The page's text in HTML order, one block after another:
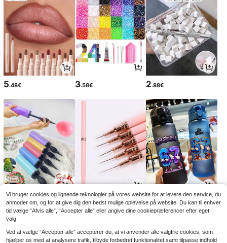
5.48€ 3.58€ 2.88€
2.98€ 3.58€ 7.24€
Vi bruger cookies og lignende teknologier på vores website for at levere den service, du
anmoder om, og for at give dig den bedst mulige oplevelse på website. Du kan til enhver
tid vælge “Afvis alle”, “Accepter alle” eller angive dine cookiepræferencer efter eget
valg.
Ved at vælge “Accepter alle” accepterer du, at vi anvender alle valgfrie cookies, som
hjælper os med at analysere trafik, tilbyde forbedret funktionalitet samt tilpasse indhold